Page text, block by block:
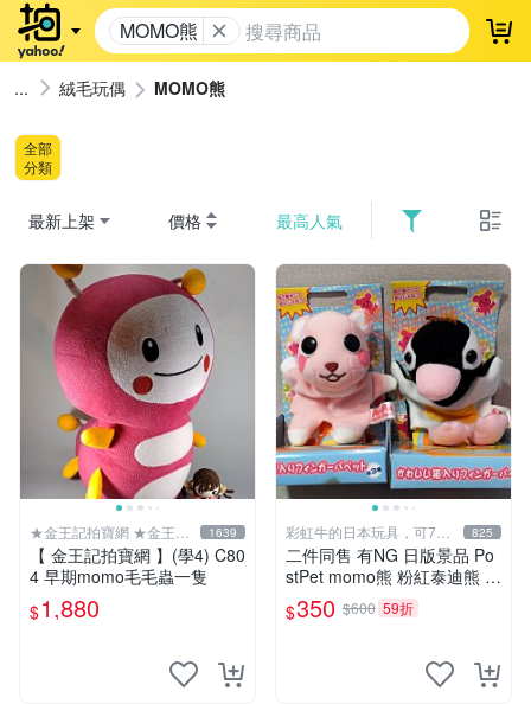
MOMO熊 登
絨毛玩偶 MOMO熊
全部
分類
最新上架 價格 最高人氣
★金王記拍寶網 ★金王記
拍寶趣
1639
【 金王記拍寶網 】(學4) C80
4 早期momo毛毛蟲一隻
$1,880
彩虹牛的日本玩具，可7取
付
825
二件同售 有NG 日版景品 Po
stPet momo熊 粉紅泰迪熊 妹
妹 comomo 企鵝 娃娃 布偶
手指頭 娃娃
$350 $600 59折